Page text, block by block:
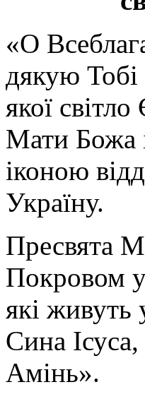
«О
дякую Тобі
якої
Мати Божа
іконою
Україну.
Пресвята
Покровом
які живуть
Сина
Амінь».